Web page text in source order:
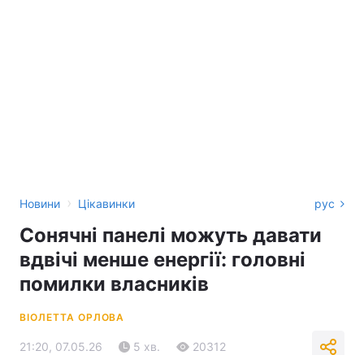
Новини › Цікавинки рус
Сонячні панелі можуть давати
вдвічі менше енергії: головні
помилки власників
ВІОЛЕТТА ОРЛОВА
21:20, 07.05.26 5 хв. 20312